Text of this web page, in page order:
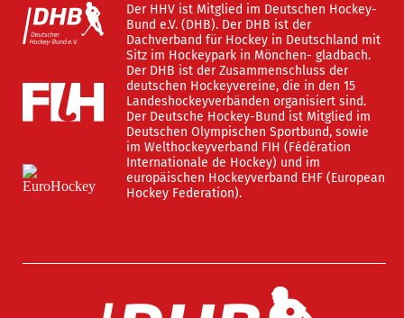
Der HHV ist Mitglied im Deutschen Hockey-
Bund e.V. (DHB). Der DHB ist der
Dachverband für Hockey in Deutschland mit
Sitz im Hockeypark in Mönchen- gladbach.
Der DHB ist der Zusammenschluss der
deutschen Hockeyvereine, die in den 15
Landeshockeyverbänden organisiert sind.
Der Deutsche Hockey-Bund ist Mitglied im
Deutschen Olympischen Sportbund, sowie
im Welthockeyverband FIH (Fédération
Internationale de Hockey) und im
europäischen Hockeyverband EHF (European
Hockey Federation).